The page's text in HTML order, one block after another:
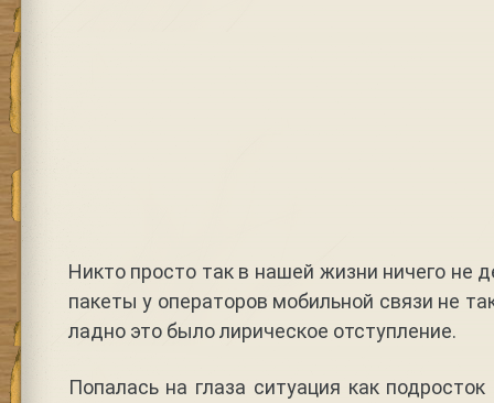
Никто просто так в нашей жизни ничего не
пакеты у операторов мобильной связи не
ладно это было лирическое отступление.
Попалась на глаза ситуация как